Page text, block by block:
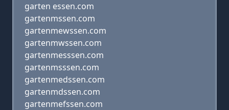
garten essen.com
gartenmssen.com
gartenmewssen.com
gartenmwssen.com
gartenmesssen.com
gartenmsssen.com
gartenmedssen.com
gartenmdssen.com
gartenmefssen.com